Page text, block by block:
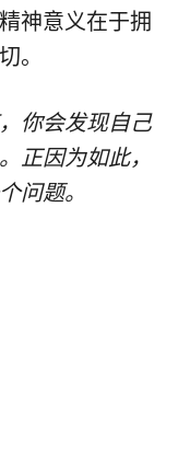
神意义在于拥
。
你会发现自己
正因为如此，
问题。